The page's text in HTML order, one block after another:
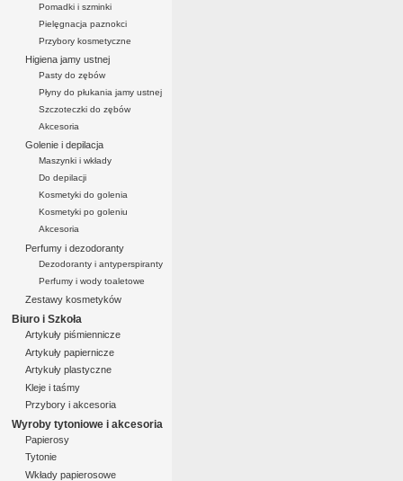
Pomadki i szminki
Pielęgnacja paznokci
Przybory kosmetyczne
Higiena jamy ustnej
Pasty do zębów
Płyny do płukania jamy ustnej
Szczoteczki do zębów
Akcesoria
Golenie i depilacja
Maszynki i wkłady
Do depilacji
Kosmetyki do golenia
Kosmetyki po goleniu
Akcesoria
Perfumy i dezodoranty
Dezodoranty i antyperspiranty
Perfumy i wody toaletowe
Zestawy kosmetyków
Biuro i Szkoła
Artykuły piśmiennicze
Artykuły papiernicze
Artykuły plastyczne
Kleje i taśmy
Przybory i akcesoria
Wyroby tytoniowe i akcesoria
Papierosy
Tytonie
Wkłady papierosowe